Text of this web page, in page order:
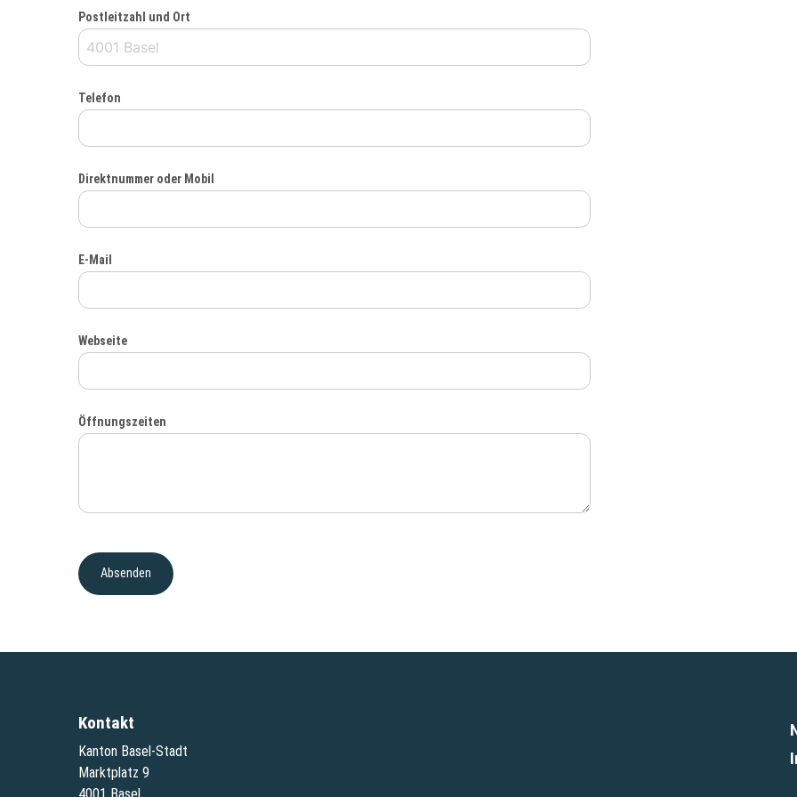
Postleitzahl und Ort
Telefon
Direktnummer oder Mobil
E-Mail
Webseite
Öffnungszeiten
Kontakt
Kanton Basel-Stadt
Marktplatz 9